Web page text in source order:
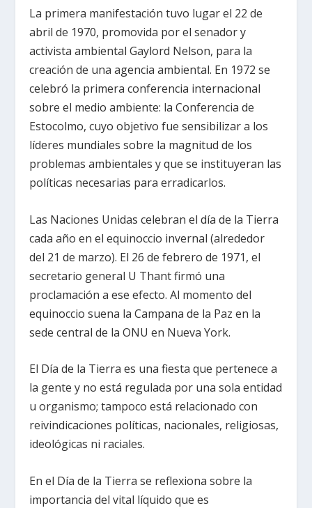
La primera manifestación tuvo lugar el 22 de
abril de 1970, promovida por el senador y
activista ambiental Gaylord Nelson, para la
creación de una agencia ambiental. En 1972 se
celebró la primera conferencia internacional
sobre el medio ambiente: la Conferencia de
Estocolmo, cuyo objetivo fue sensibilizar a los
líderes mundiales sobre la magnitud de los
problemas ambientales y que se instituyeran las
políticas necesarias para erradicarlos.
Las Naciones Unidas celebran el día de la Tierra
cada año en el equinoccio invernal (alrededor
del 21 de marzo). El 26 de febrero de 1971, el
secretario general U Thant firmó una
proclamación a ese efecto. Al momento del
equinoccio suena la Campana de la Paz en la
sede central de la ONU en Nueva York.
El Día de la Tierra es una fiesta que pertenece a
la gente y no está regulada por una sola entidad
u organismo; tampoco está relacionado con
reivindicaciones políticas, nacionales, religiosas,
ideológicas ni raciales.
En el Día de la Tierra se reflexiona sobre la
importancia del vital líquido que es